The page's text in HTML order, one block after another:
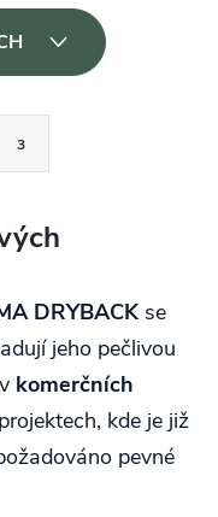
3
DRYBACK se
jeho pečlivou
komerčních
kde je již
pevné